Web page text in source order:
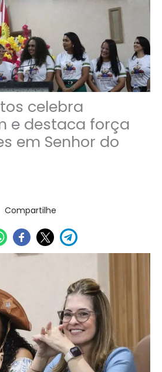
celebra
e destaca força
em Senhor do
Compartilhe